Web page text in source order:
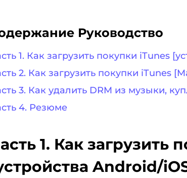
Руководство
1. Как загрузить покупки iTunes
2. Как загрузить покупки iTunes
3. Как удалить DRM из музыки,
4. Резюме
1. Как загрузить
Android/